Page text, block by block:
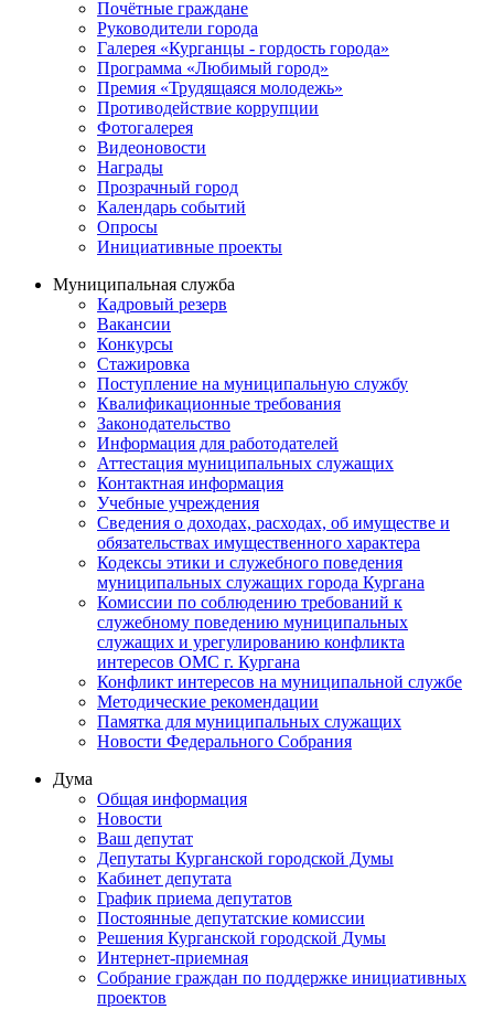
Почётные граждане
Руководители города
Галерея «Курганцы - гордость города»
Программа «Любимый город»
Премия «Трудящаяся молодежь»
Противодействие коррупции
Фотогалерея
Видеоновости
Награды
Прозрачный город
Календарь событий
Опросы
Инициативные проекты
Муниципальная служба
Кадровый резерв
Вакансии
Конкурсы
Стажировка
Поступление на муниципальную службу
Квалификационные требования
Законодательство
Информация для работодателей
Аттестация муниципальных служащих
Контактная информация
Учебные учреждения
Сведения о доходах, расходах, об имуществе и
обязательствах имущественного характера
Кодексы этики и служебного поведения
муниципальных служащих города Кургана
Комиссии по соблюдению требований к
служебному поведению муниципальных
служащих и урегулированию конфликта
интересов ОМС г. Кургана
Конфликт интересов на муниципальной службе
Методические рекомендации
Памятка для муниципальных служащих
Новости Федерального Cобрания
Дума
Общая информация
Новости
Ваш депутат
Депутаты Курганской городской Думы
Кабинет депутата
График приема депутатов
Постоянные депутатские комиссии
Решения Курганской городской Думы
Интернет-приемная
Собрание граждан по поддержке инициативных
проектов